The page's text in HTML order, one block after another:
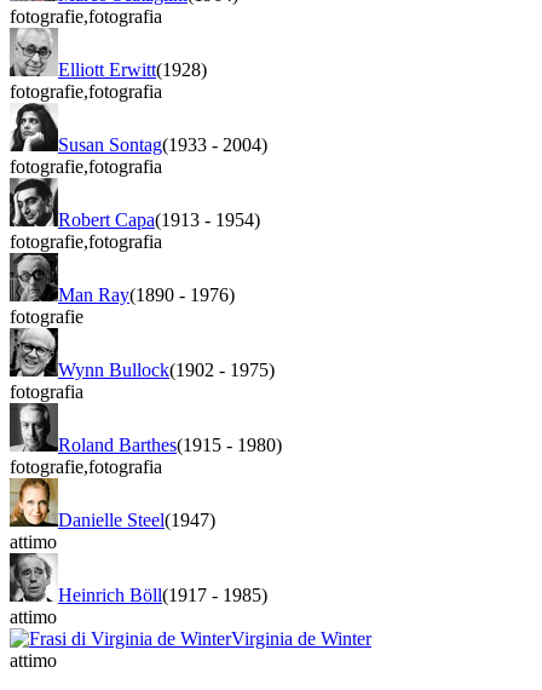
fotografie,fotografia
Elliott Erwitt(1928)
fotografie,fotografia
Susan Sontag(1933 - 2004)
fotografie,fotografia
Robert Capa(1913 - 1954)
fotografie,fotografia
Man Ray(1890 - 1976)
fotografie
Wynn Bullock(1902 - 1975)
fotografia
Roland Barthes(1915 - 1980)
fotografie,fotografia
Danielle Steel(1947)
attimo
Heinrich Böll(1917 - 1985)
attimo
Virginia de Winter
attimo